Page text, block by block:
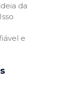
da
e